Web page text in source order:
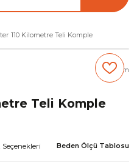
110 Kilometre Teli Komple
(0) Yorum
Teli Komple
Beden Ölçü Tablosu